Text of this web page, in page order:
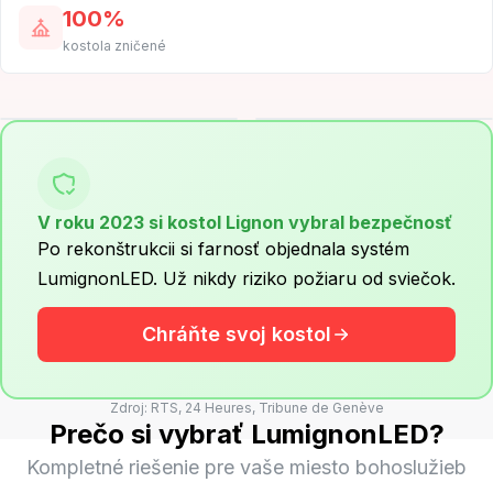
100%
kostola zničené
V roku 2023 si kostol Lignon vybral bezpečnosť
Po rekonštrukcii si farnosť objednala systém
LumignonLED. Už nikdy riziko požiaru od sviečok.
Chráňte svoj kostol
Zdroj: RTS, 24 Heures, Tribune de Genève
Prečo si vybrať LumignonLED?
Kompletné riešenie pre vaše miesto bohoslužieb